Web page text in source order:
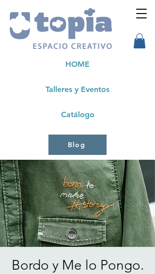
Talleres y Eventos
HOME
Catálogo
Blog
Bordo y Me lo Pongo.